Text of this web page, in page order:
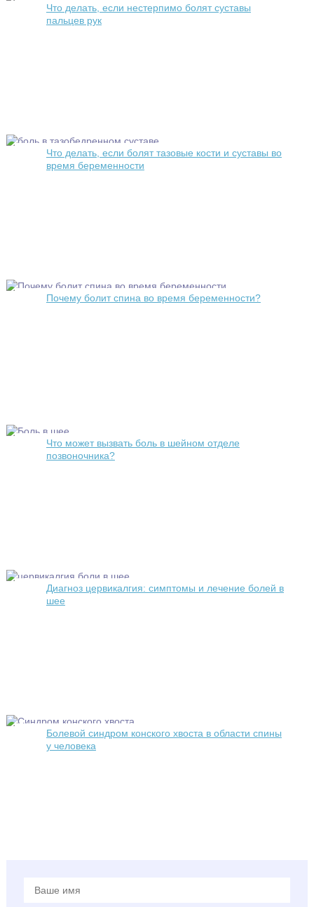
Что делать, если нестерпимо болят суставы
пальцев рук
Что делать, если болят тазовые кости и суставы во
время беременности
Почему болит спина во время беременности?
Что может вызвать боль в шейном отделе
позвоночника?
Диагноз цервикалгия: симптомы и лечение болей в
шее
Болевой синдром конского хвоста в области спины
у человека